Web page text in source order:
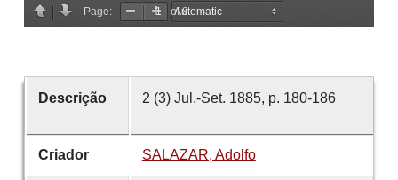
Descrição 2 (3) Jul.-Set. 1885, p. 180-186
Criador SALAZAR, Adolfo